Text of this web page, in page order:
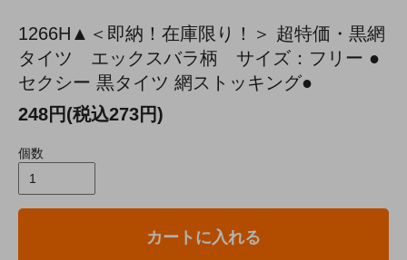
1266H▲＜即納！在庫限り！＞ 超特価・黒網
タイツ エックスバラ柄 サイズ：フリー ●
セクシー 黒タイツ 網ストッキング●
248円(税込273円)
個数
カートに入れる